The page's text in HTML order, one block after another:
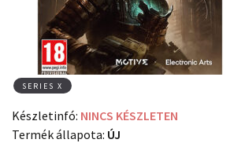
SERIES X
Készletinfó: NINCS KÉSZLETEN
Termék állapota: ÚJ